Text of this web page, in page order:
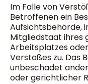
Im Falle von
Betroffenen ein
Aufsichtsbehörde,
Mitgliedstaat ihres
Arbeitsplatzes
Verstoßes zu. Das
unbeschadet
oder gerichtlicher